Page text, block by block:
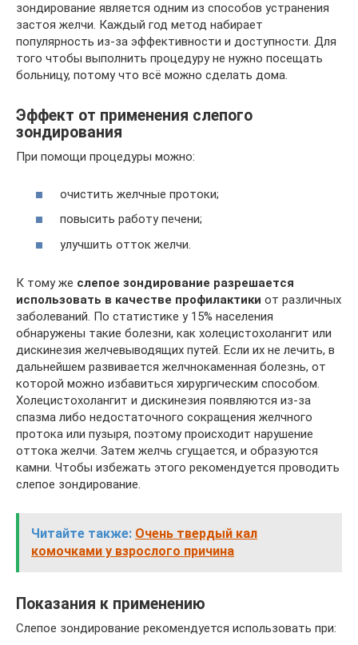
зондирование является одним из способов устранения
застоя желчи. Каждый год метод набирает
популярность из-за эффективности и доступности. Для
того чтобы выполнить процедуру не нужно посещать
больницу, потому что всё можно сделать дома.
Эффект от применения слепого
зондирования
При помощи процедуры можно:
очистить желчные протоки;
повысить работу печени;
улучшить отток желчи.
К тому же слепое зондирование разрешается
использовать в качестве профилактики от различных
заболеваний. По статистике у 15% населения
обнаружены такие болезни, как холецистохолангит или
дискинезия желчевыводящих путей. Если их не лечить, в
дальнейшем развивается желчнокаменная болезнь, от
которой можно избавиться хирургическим способом.
Холецистохолангит и дискинезия появляются из-за
спазма либо недостаточного сокращения желчного
протока или пузыря, поэтому происходит нарушение
оттока желчи. Затем желчь сгущается, и образуются
камни. Чтобы избежать этого рекомендуется проводить
слепое зондирование.
Читайте также: Очень твердый кал
комочками у взрослого причина
Показания к применению
Слепое зондирование рекомендуется использовать при: